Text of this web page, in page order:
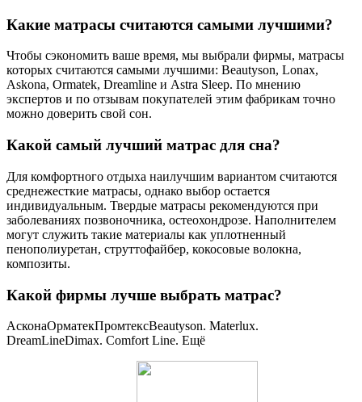
Какие матрасы считаются самыми лучшими?
Чтобы сэкономить ваше время, мы выбрали фирмы, матрасы
которых считаются самыми лучшими: Beautyson, Lonax,
Askona, Ormatek, Dreamline и Astra Sleep. По мнению
экспертов и по отзывам покупателей этим фабрикам точно
можно доверить свой сон.
Какой самый лучший матрас для сна?
Для комфортного отдыха наилучшим вариантом считаются
среднежесткие матрасы, однако выбор остается
индивидуальным. Твердые матрасы рекомендуются при
заболеваниях позвоночника, остеохондрозе. Наполнителем
могут служить такие материалы как уплотненный
пенополиуретан, струттофайбер, кокосовые волокна,
композиты.
Какой фирмы лучше выбрать матрас?
АсконаОрматекПромтексBeautyson. Materlux.
DreamLinеDimax. Comfort Line. Ещё